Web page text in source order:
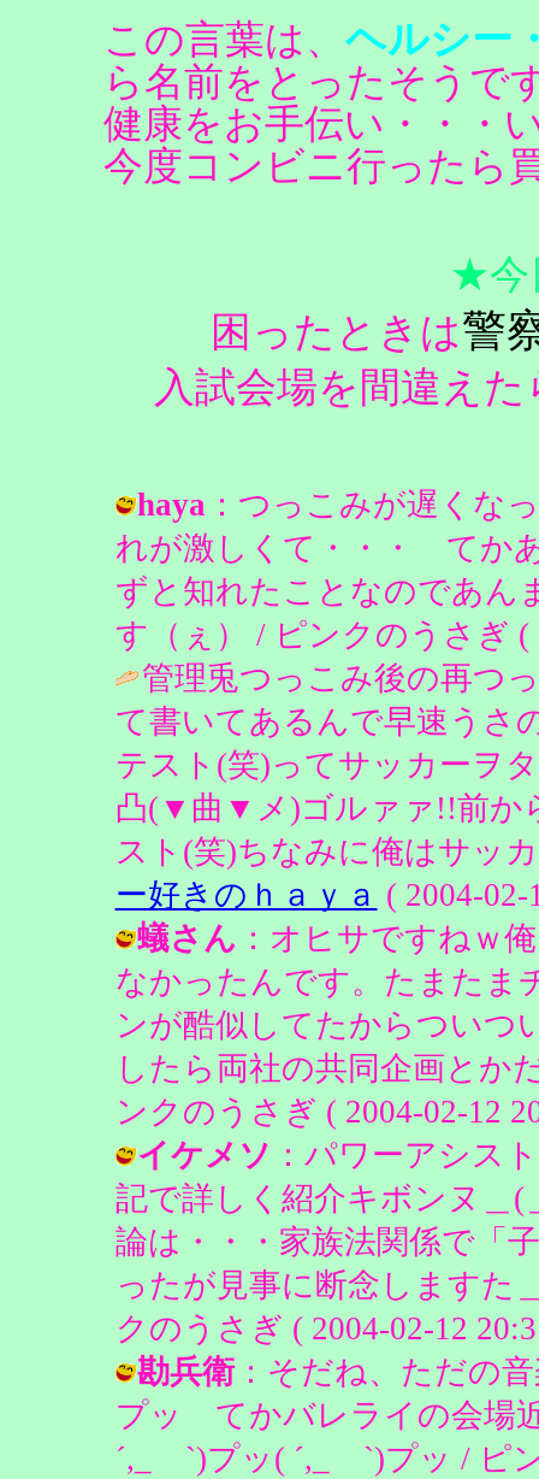
この言葉は、 ヘルシー
ら名前をとったそうで
健康をお手伝い・・・
今度コンビニ行ったら
★今
困ったときは警
入試会場を間違え
haya ：つっこみが遅くな
れが激しくて・・・ てか
ずと知れたことなのであん
す（ぇ） / ピンクのうさぎ (
管理兎つっこみ後の再つ
て書いてあるんで早速うさ
テスト(笑)ってサッカー
凸(▼曲▼メ)ゴルァァ!!前か
スト(笑)ちなみに俺はサッ
ー好きのｈａｙａ ( 2004-02-
蟻さん ：オヒサですねｗ
なかったんです。たまたま
ンが酷似してたからついつ
したら両社の共同企画とか
ンクのうさぎ ( 2004-02-12
イケメソ ：パワーアシス
記で詳しく紹介キボンヌ
論は・・・家族法関係で「
ったが見事に断念しますた
クのうさぎ ( 2004-02-12
勘兵衛：そだね、ただの
プッ てかバレライの会場
´,_ゝ`)プッ( ´,_ゝ`)プッ / ピ